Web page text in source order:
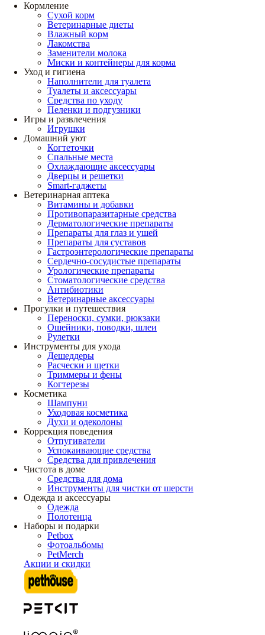
Кормление
Сухой корм
Ветеринарные диеты
Влажный корм
Лакомства
Заменители молока
Миски и контейнеры для корма
Уход и гигиена
Наполнители для туалета
Туалеты и аксессуары
Средства по уходу
Пеленки и подгузники
Игры и развлечения
Игрушки
Домашний уют
Когтеточки
Спальные места
Охлаждающие аксессуары
Дверцы и решетки
Smart-гаджеты
Ветеринарная аптека
Витамины и добавки
Противопаразитарные средства
Дерматологические препараты
Препараты для глаз и ушей
Препараты для суставов
Гастроэнтерологические препараты
Сердечно-сосудистые препараты
Урологические препараты
Стоматологические средства
Антибиотики
Ветеринарные аксессуары
Прогулки и путешествия
Переноски, сумки, рюкзаки
Ошейники, поводки, шлеи
Рулетки
Инструменты для ухода
Дешеддеры
Расчески и щетки
Триммеры и фены
Когтерезы
Косметика
Шампуни
Уходовая косметика
Духи и одеколоны
Коррекция поведения
Отпугиватели
Успокаивающие средства
Средства для привлечения
Чистота в доме
Средства для дома
Инструменты для чистки от шерсти
Одежда и аксессуары
Одежда
Полотенца
Наборы и подарки
Petbox
Фотоальбомы
PetMerch
Акции и скидки